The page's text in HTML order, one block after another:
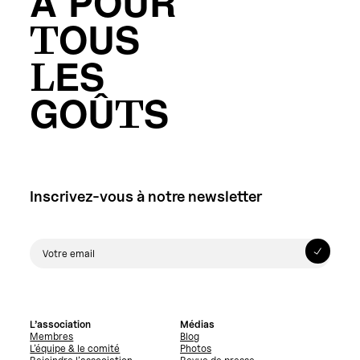
TOUS
LES
GOÛTS
Inscrivez-vous à notre newsletter
L’association
Membres
L’équipe & le comité
Médias
Blog
Photos